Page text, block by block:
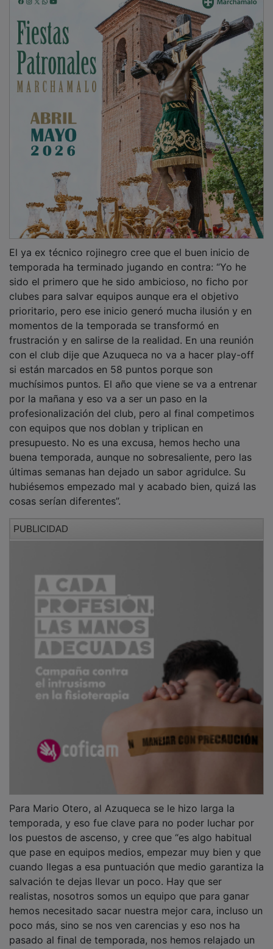
temporada ha terminado jugando en contra: “Yo he
sido el primero que he sido ambicioso, no ficho por
clubes para salvar equipos aunque era el objetivo
prioritario, pero ese inicio generó mucha ilusión y en
momentos de la temporada se transformó en
frustración y en salirse de la realidad. En una reunión
con el club dije que Azuqueca no va a hacer play-off
si están marcados en 58 puntos porque son
muchísimos puntos. El año que viene se va a entrenar
por la mañana y eso va a ser un paso en la
profesionalización del club, pero al final competimos
con equipos que nos doblan y triplican en
presupuesto. No es una excusa, hemos hecho una
buena temporada, aunque no sobresaliente, pero las
últimas semanas han dejado un sabor agridulce. Su
hubiésemos empezado mal y acabado bien, quizá las
cosas serían diferentes”.
temporada, y eso fue clave para no poder luchar por
los puestos de ascenso, y cree que “es algo habitual
que pase en equipos medios, empezar muy bien y que
cuando llegas a esa puntuación que medio garantiza la
salvación te dejas llevar un poco. Hay que ser
realistas, nosotros somos un equipo que para ganar
hemos necesitado sacar nuestra mejor cara, incluso un
poco más, sino se nos ven carencias y eso nos ha
pasado al final de temporada, nos hemos relajado un
poco y no nos ha dado. Además, hemos sacado muy